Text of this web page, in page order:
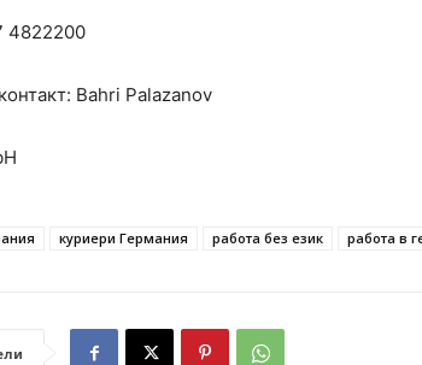
4822200
Bahri Palazanov
куриери Германия работа без език работа в